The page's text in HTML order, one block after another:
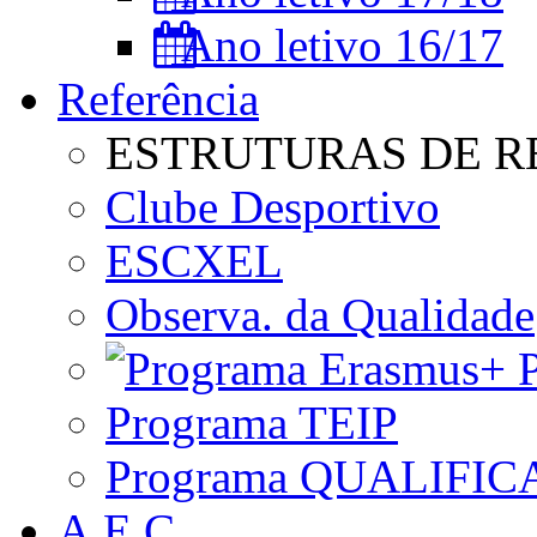
Ano letivo 16/17
Referência
ESTRUTURAS DE
Clube Desportivo
ESCXEL
Observa. da Qualidade
Programa TEIP
Programa